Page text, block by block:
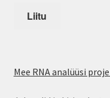
Mee RNA analüüsi